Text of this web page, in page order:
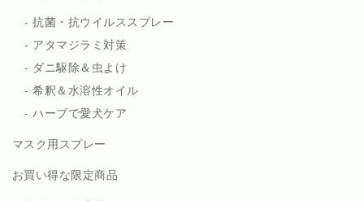
抗菌・抗ウイルススプレー
アタマジラミ対策
ダニ駆除＆虫よけ
希釈＆水溶性オイル
ハーブで愛犬ケア
マスク用スプレー
お買い得な限定商品